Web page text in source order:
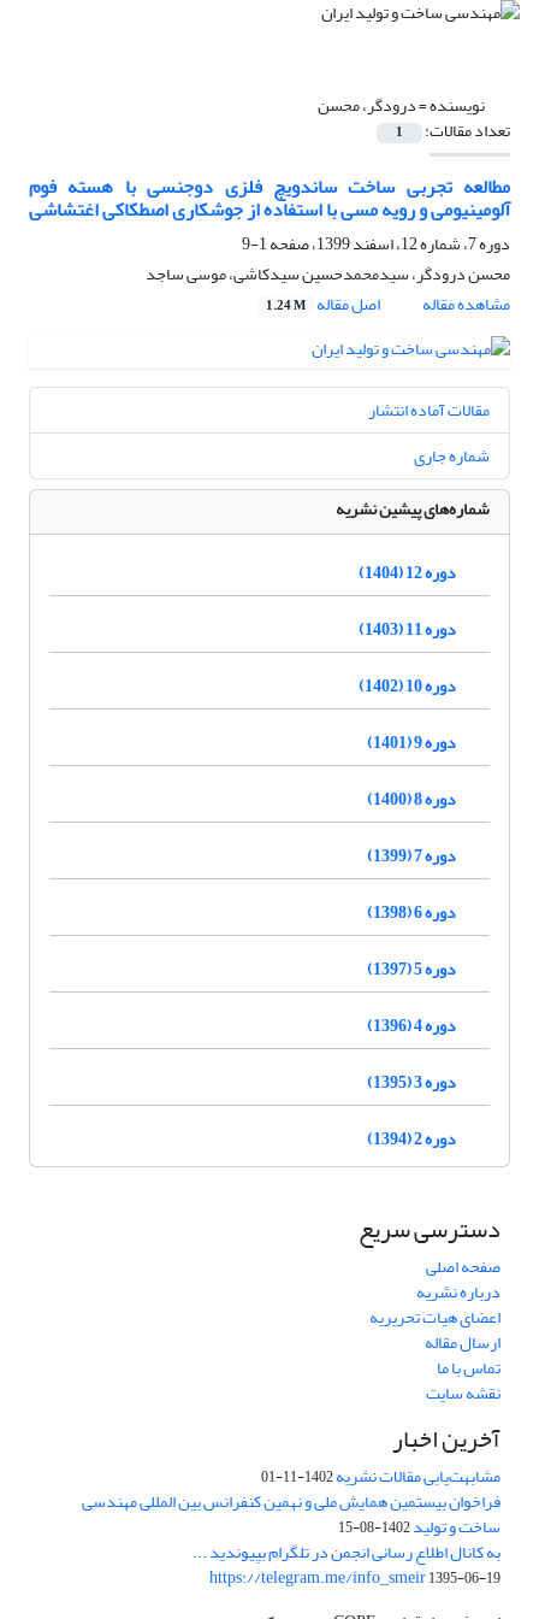
نویسنده =درودگر، محسن
تعداد مقالات: 1
مطالعه تجربی ساخت ساندویچ فلزی دوجنسی با هسته فوم
آلومینیومی و رویه مسی با استفاده از جوشکاری اصطکاکی اغتشاشی
دوره 7، شماره 12، اسفند 1399، صفحه
1-9
محسن درودگر، سیدمحمدحسین سیدکاشی، موسی ساجد
مشاهده مقاله
اصل مقاله 1.24 M
مقالات آماده انتشار
شماره جاری
شماره‌های پیشین نشریه
دوره 12 (1404)
دوره 11 (1403)
دوره 10 (1402)
دوره 9 (1401)
دوره 8 (1400)
دوره 7 (1399)
دوره 6 (1398)
دوره 5 (1397)
دوره 4 (1396)
دوره 3 (1395)
دوره 2 (1394)
دسترسی سریع
صفحه اصلی
درباره نشریه
اعضای هیات تحریریه
ارسال مقاله
تماس با ما
نقشه سایت
آخرین اخبار
مشابهت‌یابی مقالات نشریه1402-11-01
فراخوان بیستمین همایش ملی و نهمین کنفرانس بین المللی مهندسی
ساخت و تولید1402-08-15
به کانال اطلاع رسانی انجمن در تلگرام بپیوندید ...
https://telegram.me/info_smeir1395-06-19